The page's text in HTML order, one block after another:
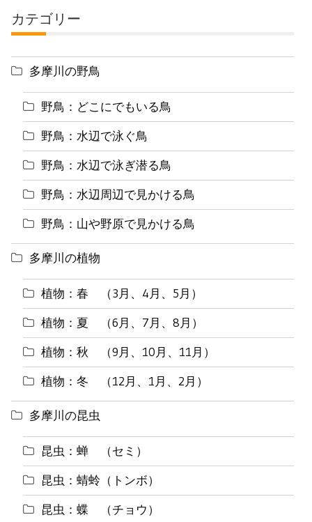
カテゴリー
多摩川の野鳥
野鳥：どこにでもいる鳥
野鳥：水辺で泳ぐ鳥
野鳥：水辺で泳ぎ潜る鳥
野鳥：水辺周辺で見かける鳥
野鳥：山や野原で見かける鳥
多摩川の植物
植物：春 （3月、4月、5月）
植物：夏 （6月、7月、8月）
植物：秋 （9月、10月、11月）
植物：冬 （12月、1月、2月）
多摩川の昆虫
昆虫：蝉 （セミ）
昆虫：蜻蛉（トンボ）
昆虫：蝶 （チョウ）